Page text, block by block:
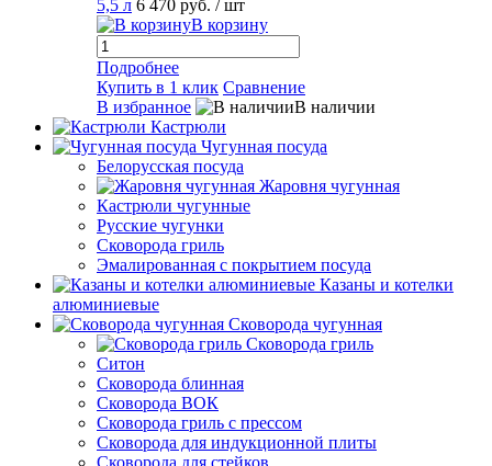
5,5 л 6 470 руб. / шт
В корзину
Подробнее
Купить в 1 клик Сравнение
В избранное
В наличии
Кастрюли
Чугунная посуда
Белорусская посуда
Жаровня чугунная
Кастрюли чугунные
Русские чугунки
Сковорода гриль
Эмалированная с покрытием посуда
Казаны и котелки
алюминиевые
Сковорода чугунная
Сковорода гриль
Ситон
Сковорода блинная
Сковорода ВОК
Сковорода гриль с прессом
Сковорода для индукционной плиты
Сковорода для стейков